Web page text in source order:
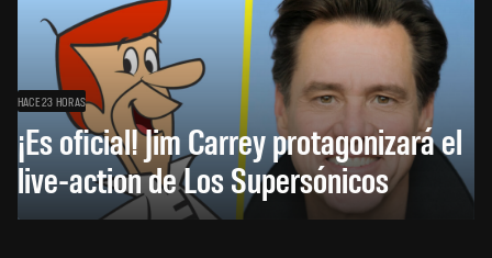
HACE 23 HORAS
¡Es oficial! Jim Carrey protagonizará el
live-action de Los Supersónicos